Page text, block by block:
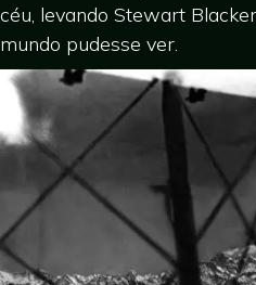
céu, levando Stewart
mundo pudesse ver.